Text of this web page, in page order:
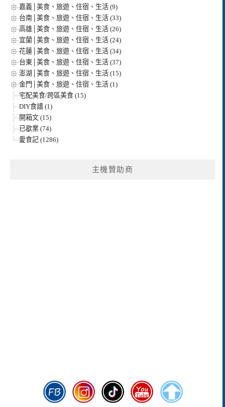
嘉義│美食、旅遊、住宿、生活 (9)
台南│美食、旅遊、住宿、生活 (33)
高雄│美食、旅遊、住宿、生活 (26)
宜蘭│美食、旅遊、住宿、生活 (24)
花蓮│美食、旅遊、住宿、生活 (34)
台東│美食、旅遊、住宿、生活 (37)
澎湖│美食、旅遊、住宿、生活 (15)
金門│美食、旅遊、住宿、生活 (1)
宅配美食/跨區美食 (15)
DIY食譜 (1)
開箱文 (15)
已歇業 (74)
愛食記 (1286)
主機贊助商